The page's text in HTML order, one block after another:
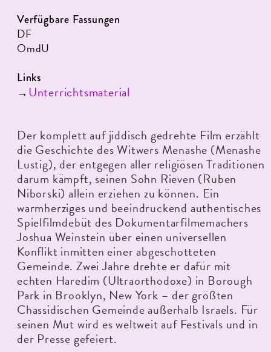
Verfügbare Fassungen
DF
OmdU
Links
→Unterrichtsmaterial
Der komplett auf jiddisch gedrehte Film erzählt
die Geschichte des Witwers Menashe (Menashe
Lustig), der entgegen aller religiösen Traditionen
darum kämpft, seinen Sohn Rieven (Ruben
Niborski) allein erziehen zu können. Ein
warmherziges und beeindruckend authentisches
Spielfilmdebüt des Dokumentarfilmemachers
Joshua Weinstein über einen universellen
Konflikt inmitten einer abgeschotteten
Gemeinde. Zwei Jahre drehte er dafür mit
echten Haredim (Ultraorthodoxe) in Borough
Park in Brooklyn, New York – der größten
Chassidischen Gemeinde außerhalb Israels. Für
seinen Mut wird es weltweit auf Festivals und in
der Presse gefeiert.